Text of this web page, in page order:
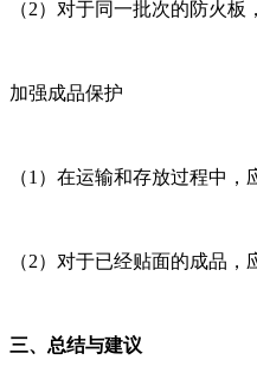
（2）对于同一批次的防火板
加强成品保护
（1）在运输和存放过程中，
（2）对于已经贴面的成品
三、总结与建议